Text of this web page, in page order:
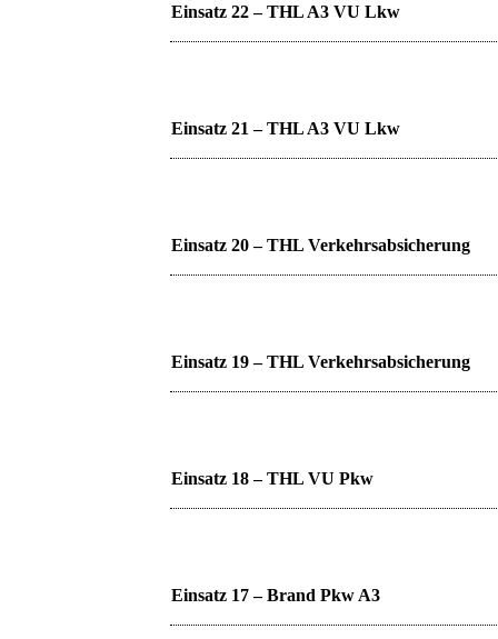
Einsatz 22 – THL A3 VU Lkw
Einsatz 21 – THL A3 VU Lkw
Einsatz 20 – THL Verkehrsabsicherung
Einsatz 19 – THL Verkehrsabsicherung
Einsatz 18 – THL VU Pkw
Einsatz 17 – Brand Pkw A3